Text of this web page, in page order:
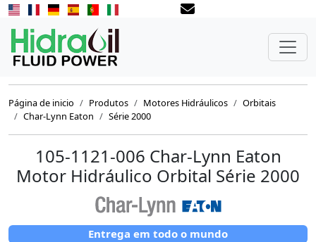
Página de inicio Produtos Motores Hidráulicos
Orbitais
Char-Lynn Eaton
Série 2000
105-1121-006 Char-Lynn Eaton
Motor Hidráulico Orbital Série 2000
Entrega em todo o mundo